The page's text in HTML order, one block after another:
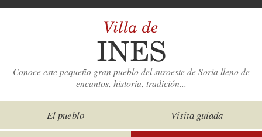
Conoce este pequeño gran pueblo del suroeste de Soria lleno de
encantos, historia, tradición...
El pueblo Visita guiada